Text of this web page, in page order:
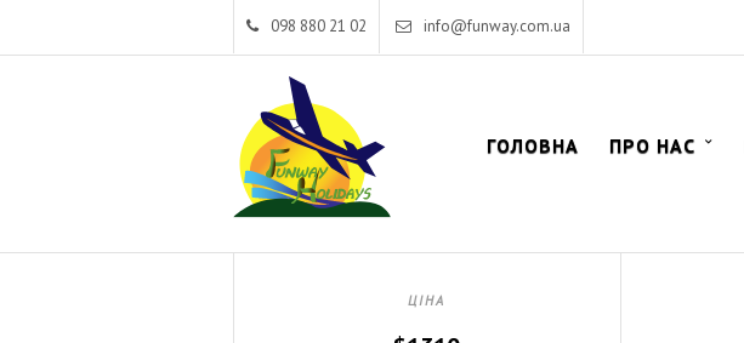
098 880 21 02 info@funway.com.ua
ГОЛОВНА ПРО НАС
ЦІНА